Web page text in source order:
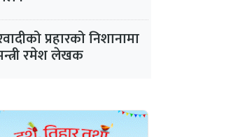
प्रहारको निशानामा
रमेश लेखक